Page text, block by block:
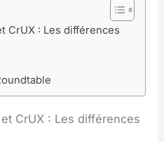
CrUX : Les différences
CrUX : Les différences